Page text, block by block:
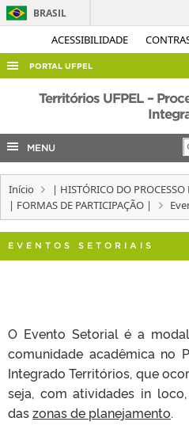
ACESSIBILIDADE
BRASIL
PORTAL UFPEL
ACESSO À INFORMAÇÃO
COBALTO
CONCURSOS
EDITAIS
Territórios UFPEL –
MENU
Início
| HISTÓRICO DO PROCESSO
| FORMAS DE PARTICIPAÇÃO |
EVENTOS SETORIAIS
O Evento Setorial é a
comunidade acadêmica no
Integrado Territórios, que
seja, com atividades in
daszonas de planejamento.